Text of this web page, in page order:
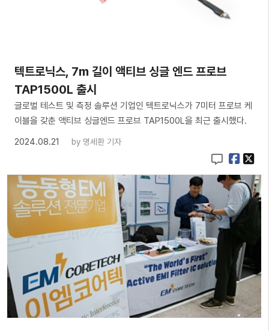
​텍트로닉스, 7m 길이 액티브 싱글 엔드 프로브
TAP1500L 출시
글로벌 테스트 및 측정 솔루션 기업인 텍트로닉스가 7미터 프로브 케
이블을 갖춘 액티브 싱글엔드 프로브 TAP1500L을 최근 출시했다.
2024.08.21
by 명세환 기자